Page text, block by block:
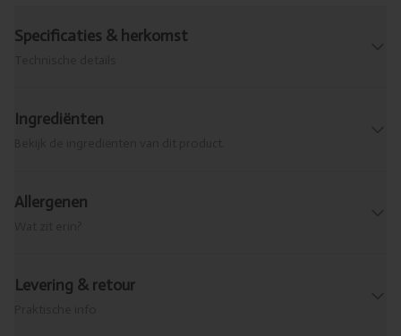
Specificaties & herkomst
Ingrediënten
Allergenen
Levering & retour